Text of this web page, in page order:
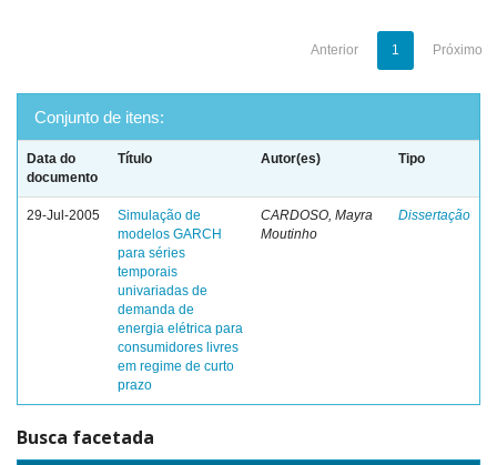
Anterior 1 Próximo
Conjunto de itens:
Data do
documento
Título Autor(es) Tipo
29-Jul-2005
Simulação de
modelos GARCH
para séries
temporais
univariadas de
demanda de
energia elétrica para
consumidores livres
em regime de curto
prazo
CARDOSO, Mayra
Moutinho
Dissertação
Busca facetada